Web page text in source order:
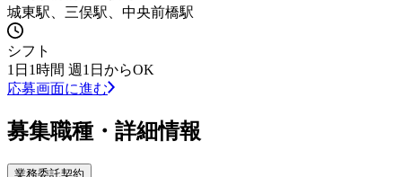
城東駅、三俣駅、中央前橋駅
シフト
1日1時間 週1日からOK
応募画面に進む
募集職種・詳細情報
業務委託契約